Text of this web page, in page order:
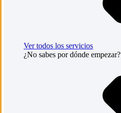
Ver todos los servicios
¿No sabes por dónde empezar?